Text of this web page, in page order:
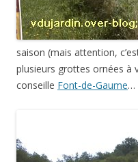
saison (mais attention,
plusieurs grottes ornées à
conseille Font-de-Gaume…